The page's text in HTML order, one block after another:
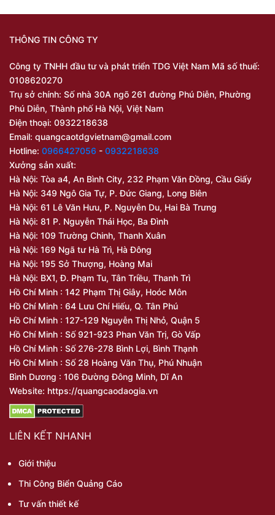
THÔNG TIN CÔNG TY
Công ty TNHH đầu tư và phát triển TDG Việt Nam Mã số thuế:
0108620270
Trụ sở chính: Số nhà 30A ngõ 261 đường Phú Diễn, Phường
Phú Diễn, Thành phố Hà Nội, Việt Nam
Điện thoại: 0932218638
Email: quangcaotdgvietnam@gmail.com
Hotline: 0966427056 - 0932218638
Xưởng sản xuất:
Hà Nội: Tòa a4, An Bình City, 232 Phạm Văn Đồng, Cầu Giấy
Hà Nội: 349 Ngô Gia Tự, P. Đức Giang, Long Biên
Hà Nội: 61 Lê Văn Hưu, P. Nguyễn Du, Hai Bà Trưng
Hà Nội: 81 P. Nguyễn Thái Học, Ba Đình
Hà Nội: 109 Trường Chinh, Thanh Xuân
Hà Nội: 169 Ngã tư Hà Trì, Hà Đông
Hà Nội: 195 Sở Thượng, Hoàng Mai
Hà Nội: BX1, Đ. Phạm Tu, Tân Triều, Thanh Trì
Hồ Chí Minh : 142 Phạm Thị Giây, Hoóc Môn
Hồ Chí Minh : 64 Lưu Chí Hiếu, Q. Tân Phú
Hồ Chí Minh : 127-129 Nguyễn Thị Nhỏ, Quận 5
Hồ Chí Minh : Số 921-923 Phan Văn Trị, Gò Vấp
Hồ Chí Minh : Số 276-278 Bình Lợi, Bình Thạnh
Hồ Chí Minh : Số 28 Hoàng Văn Thụ, Phú Nhuận
Bình Dương : 106 Đường Đông Minh, Dĩ An
Website: https://quangcaodaogia.vn
LIÊN KẾT NHANH
Giới thiệu
Thi Công Biển Quảng Cáo
Tư vấn thiết kế